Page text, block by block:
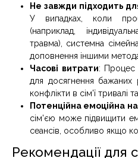
Не завжди підходить
У випадках, коли
(наприклад,
травма), системна
доповнення іншими
Часові витрати: Процес
для досягнення бажаних
конфлікти в сім'ї тривалі
Потенційна емоційна
сім'єю може підвищити
сеансів, особливо якщо
Рекомендації для